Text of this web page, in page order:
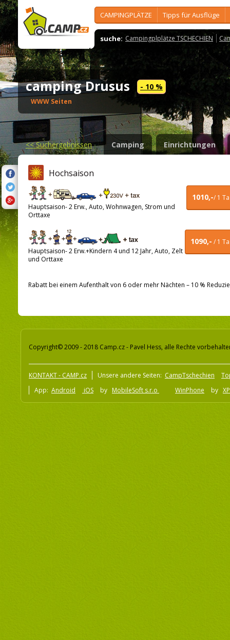
CAMPINGPLÄTZE Tipps für Ausflüge
suche: Campingplplätze TSCHECHIEN
camping Drusus - 10 %
WWW Seiten
<<Suchergebnissen Camping Einrichtungen
Hochsaison
1010,-/ 1
Hauptsaison- 2 Erw., Auto, Wohnwagen, Strom und
Orttaxe
1090,- / 1
Hauptsaison- 2 Erw.+Kindern 4 und 12 Jahr, Auto, Zelt
und Orttaxe
Rabatt bei einem Aufenthalt von 6 oder mehr Nächten – 10 %
Copyright© 2009 - 2018 Camp.cz - Pavel Hess, alle Rechte
KONTAKT - CAMP.cz Unsere andere Seiten: CampTschechien
App: Android iOS by MobileSoft s.r.o WinPhone by